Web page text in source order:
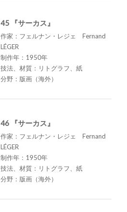
45 『サーカス』
作家：フェルナン・レジェ Fernand
LÉGER
制作年：1950年
技法、材質：リトグラフ、紙
分野：版画（海外）
46 『サーカス』
作家：フェルナン・レジェ Fernand
LÉGER
制作年：1950年
技法、材質：リトグラフ、紙
分野：版画（海外）